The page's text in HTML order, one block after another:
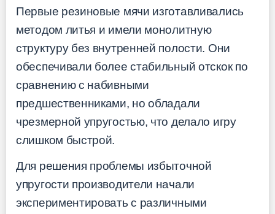
Первые резиновые мячи изготавливались
методом литья и имели монолитную
структуру без внутренней полости. Они
обеспечивали более стабильный отскок по
сравнению с набивными
предшественниками, но обладали
чрезмерной упругостью, что делало игру
слишком быстрой.
Для решения проблемы избыточной
упругости производители начали
экспериментировать с различными